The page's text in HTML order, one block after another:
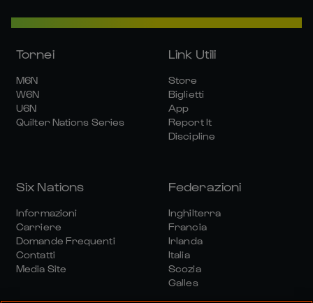
Tornei
M6N
W6N
U6N
Quilter Nations Series
Link Utili
Store
Biglietti
App
Report It
Discipline
Six Nations
Informazioni
Carriere
Domande Frequenti
Contatti
Media Site
Federazioni
Inghilterra
Francia
Irlanda
Italia
Scozia
Galles